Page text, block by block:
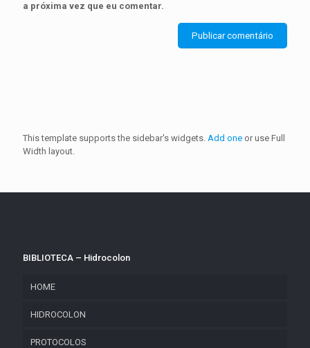
a próxima vez que eu comentar.
This template supports the sidebar's widgets. Add one or use Full
Width layout.
BIBLIOTECA – Hidrocolon
HOME
HIDROCOLON
PROTOCOLOS